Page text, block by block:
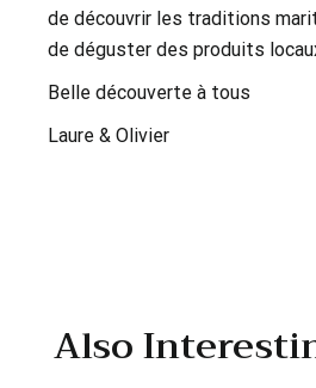
de découvrir les traditions
de déguster des produits
Belle découverte à tous
Laure & Olivier
Also